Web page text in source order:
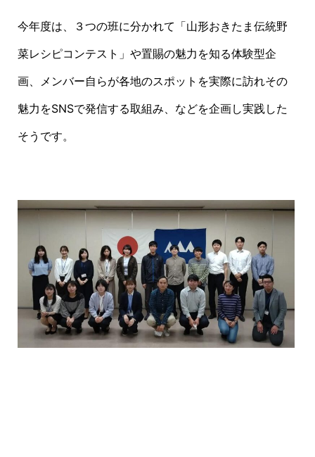
今年度は、３つの班に分かれて「山形おきたま伝統野
菜レシピコンテスト」や置賜の魅力を知る体験型企
画、メンバー自らが各地のスポットを実際に訪れその
魅力をSNSで発信する取組み、などを企画し実践した
そうです。